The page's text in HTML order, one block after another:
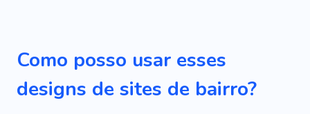
Como posso usar esses
designs de sites de bairro?